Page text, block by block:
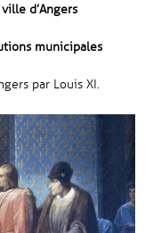
d’Angers
municipales
par Louis XI.